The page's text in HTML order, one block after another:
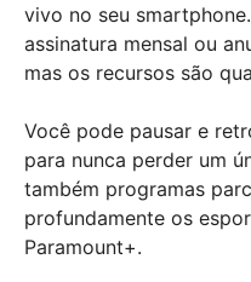
vivo no seu
assinatura mensal ou
mas os recursos são
Você pode pausar e
para nunca perder um
também programas
profundamente os
Paramount+.